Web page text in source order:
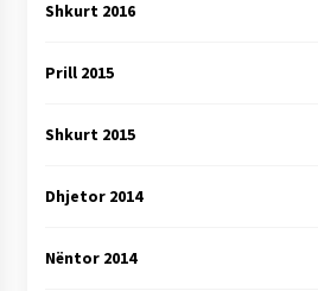
Shkurt 2016
Prill 2015
Shkurt 2015
Dhjetor 2014
Nëntor 2014